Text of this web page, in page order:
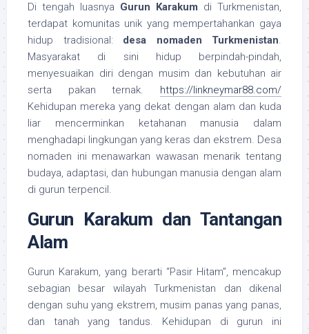
Di tengah luasnya Gurun Karakum di Turkmenistan,
terdapat komunitas unik yang mempertahankan gaya
hidup tradisional: desa nomaden Turkmenistan.
Masyarakat di sini hidup berpindah-pindah,
menyesuaikan diri dengan musim dan kebutuhan air
serta pakan ternak. https://linkneymar88.com/
Kehidupan mereka yang dekat dengan alam dan kuda
liar mencerminkan ketahanan manusia dalam
menghadapi lingkungan yang keras dan ekstrem. Desa
nomaden ini menawarkan wawasan menarik tentang
budaya, adaptasi, dan hubungan manusia dengan alam
di gurun terpencil.
Gurun Karakum dan Tantangan
Alam
Gurun Karakum, yang berarti “Pasir Hitam”, mencakup
sebagian besar wilayah Turkmenistan dan dikenal
dengan suhu yang ekstrem, musim panas yang panas,
dan tanah yang tandus. Kehidupan di gurun ini